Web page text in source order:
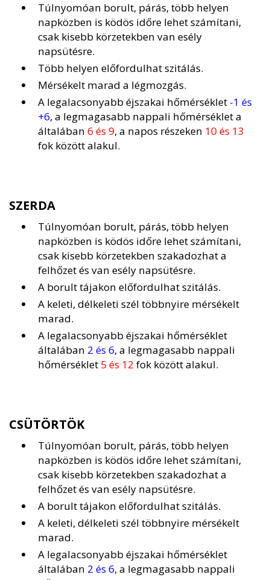
Túlnyomóan borult, párás, több helyen
napközben is ködös időre lehet számítani,
csak kisebb körzetekben van esély
napsütésre.
Több helyen előfordulhat szitálás.
Mérsékelt marad a légmozgás.
A legalacsonyabb éjszakai hőmérséklet -1 és
+6, a legmagasabb nappali hőmérséklet a
általában 6 és 9, a napos részeken 10 és 13
fok között alakul.
SZERDA
Túlnyomóan borult, párás, több helyen
napközben is ködös időre lehet számítani,
csak kisebb körzetekben szakadozhat a
felhőzet és van esély napsütésre.
A borult tájakon előfordulhat szitálás.
A keleti, délkeleti szél többnyire mérsékelt
marad.
A legalacsonyabb éjszakai hőmérséklet
általában 2 és 6, a legmagasabb nappali
hőmérséklet 5 és 12 fok között alakul.
CSÜTÖRTÖK
Túlnyomóan borult, párás, több helyen
napközben is ködös időre lehet számítani,
csak kisebb körzetekben szakadozhat a
felhőzet és van esély napsütésre.
A borult tájakon előfordulhat szitálás.
A keleti, délkeleti szél többnyire mérsékelt
marad.
A legalacsonyabb éjszakai hőmérséklet
általában 2 és 6, a legmagasabb nappali